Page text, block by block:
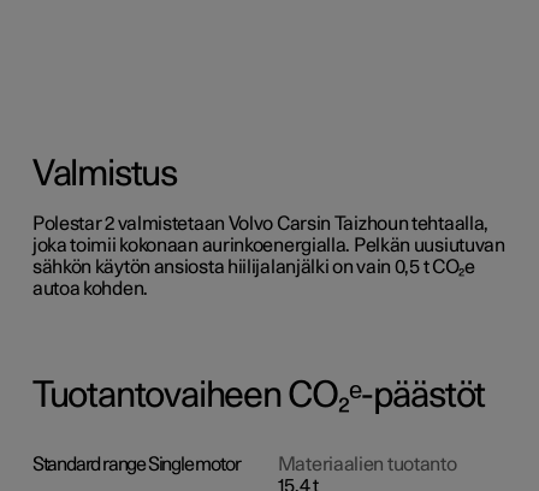
Valmistus
Polestar 2 valmistetaan Volvo Carsin Taizhoun tehtaalla,
joka toimii kokonaan aurinkoenergialla. Pelkän uusiutuvan
sähkön käytön ansiosta hiilijalanjälki on vain 0,5 t CO₂e
autoa kohden.
Tuotantovaiheen CO₂ᵉ-päästöt
Standard range Single motor
Materiaalien tuotanto
15,4 t